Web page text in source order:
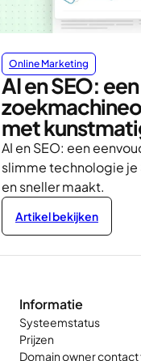
Online Marketing
AI en SEO:
met
AI en SEO: een
slimme technologie je
en sneller maakt.
Artikel bekijken
Informatie
Systeemstatus
Prijzen
Domain owner